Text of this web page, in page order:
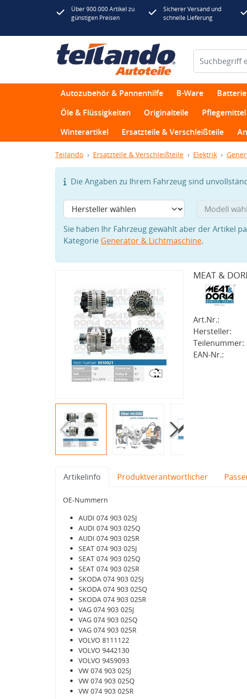
Über 900.000 Artikel zu
günstigen Preisen
Sicherer Versand und
schnelle Lieferung
Autozubehör & Pannenhilfe B-Ware
Öle & Flüssigkeiten
Originalteile
Winterartikel
Ersatzteile & Verschleißteile
Teilando Ersatzteile & Verschleißteile Elektrik
Die Angaben zu Ihrem Fahrzeug sind
Sie haben Ihr Fahrzeug gewählt aber der Artikel
Kategorie Generator & Lichtmaschine.
MEAT &
Art.Nr.:
Hersteller:
Teilenummer:
EAN-Nr.:
Artikelinfo Produktverantwortlicher
OE-Nummern
AUDI 074 903 025J
AUDI 074 903 025Q
AUDI 074 903 025R
SEAT 074 903 025J
SEAT 074 903 025Q
SEAT 074 903 025R
SKODA 074 903 025J
SKODA 074 903 025Q
SKODA 074 903 025R
VAG 074 903 025J
VAG 074 903 025Q
VAG 074 903 025R
VOLVO 8111122
VOLVO 9442130
VOLVO 9459093
VW 074 903 025J
VW 074 903 025Q
VW 074 903 025R